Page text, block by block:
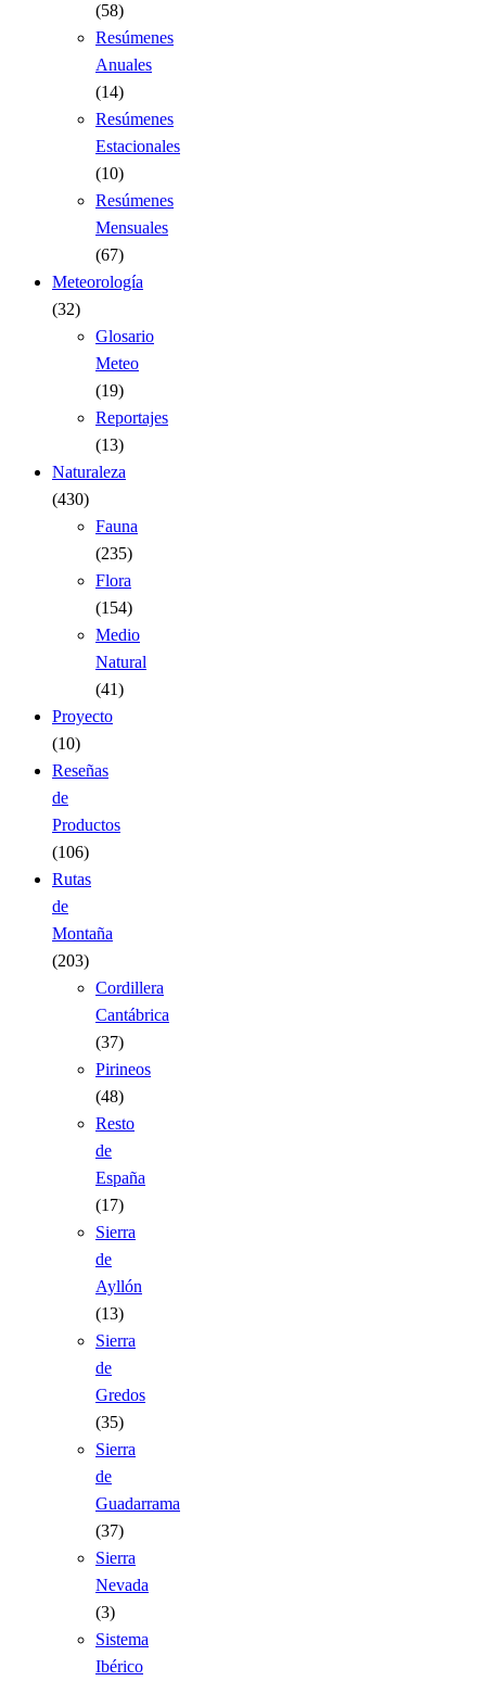
(58)
Resúmenes
Anuales
(14)
Resúmenes
Estacionales
(10)
Resúmenes
Mensuales
(67)
Meteorología
(32)
Glosario
Meteo
(19)
Reportajes
(13)
Naturaleza
(430)
Fauna
(235)
Flora
(154)
Medio
Natural
(41)
Proyecto
(10)
Reseñas
de
Productos
(106)
Rutas
de
Montaña
(203)
Cordillera
Cantábrica
(37)
Pirineos
(48)
Resto
de
España
(17)
Sierra
de
Ayllón
(13)
Sierra
de
Gredos
(35)
Sierra
de
Guadarrama
(37)
Sierra
Nevada
(3)
Sistema
Ibérico